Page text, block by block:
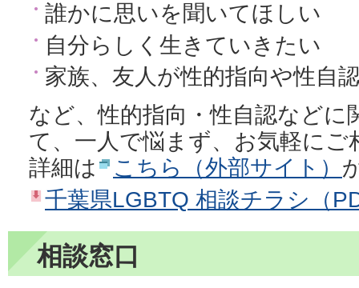
誰かに思いを聞いてほしい
自分らしく生きていきたい
家族、友人が性的指向や性自
など、性的指向・性自認など
て、一人で悩まず、お気軽にご
詳細は
こちら（外部サイト）
千葉県LGBTQ 相談チラシ（
相談窓口